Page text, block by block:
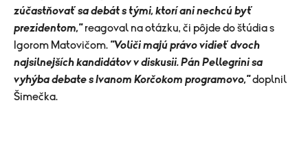
zúčastňovať sa debát s tými, ktorí ani nechcú byť
prezidentom," reagoval na otázku, či pôjde do štúdia s
Igorom Matovičom. "Voliči majú právo vidieť dvoch
najsilnejších kandidátov v diskusii. Pán Pellegrini sa
vyhýba debate s Ivanom Korčokom programovo,"doplnil
Šimečka.